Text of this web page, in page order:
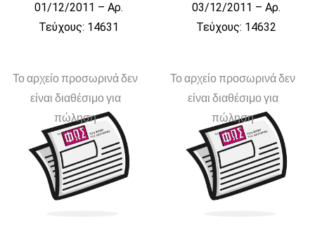
01/12/2011 – Αρ.
Τεύχους: 14631
03/12/2011 – Αρ.
Τεύχους: 14632
Το αρχείο προσωρινά δεν
είναι διαθέσιμο για
πώληση
Το αρχείο προσωρινά δεν
είναι διαθέσιμο για
πώληση